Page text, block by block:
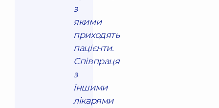
з
якими
приходять
пацієнти.
Співпраця
з
іншими
лікарями